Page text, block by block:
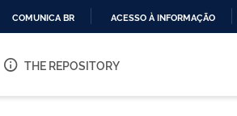
O
COMUNICA BR ACESSO À INFORMAÇÃO
THE REPOSITORY